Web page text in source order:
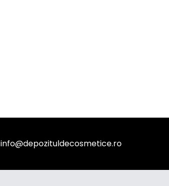
info@depozituldecosmetice.ro